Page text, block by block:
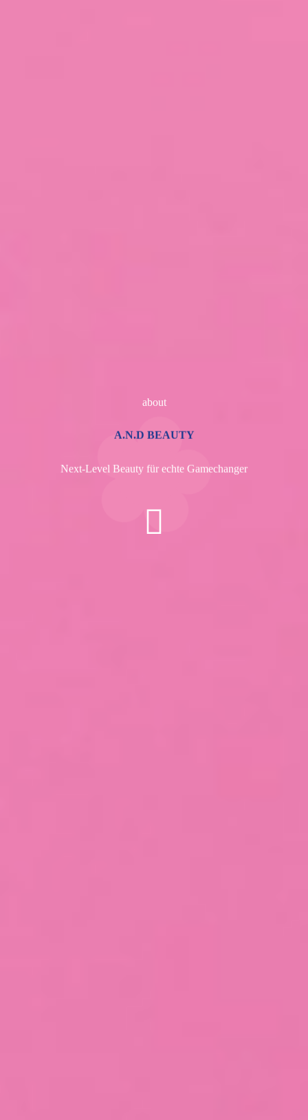
about
A.N.D BEAUTY
Next-Level Beauty für echte Gamechanger